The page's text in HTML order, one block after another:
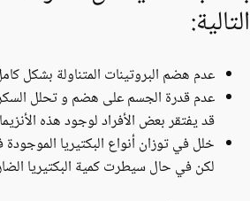
التالية:
عدم هضم البروتينات المتناولة بشكل
عدم قدرة الجسم على هضم و تحلل
قد يفتقر بعض الأفراد لوجود هذه
خلل في توزان أنواع البكتيريا
لكن في حال سيطرت كمية البكتيريا